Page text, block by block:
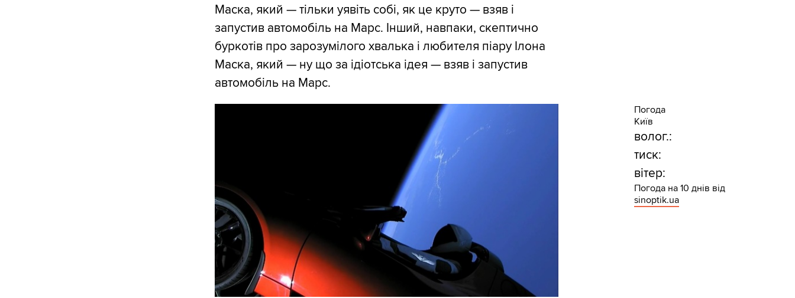
Маска, який — тільки уявіть собі, як це круто — взяв і
запустив автомобіль на Марс. Інший, навпаки, скептично
буркотів про зарозумілого хвалька і любителя піару Ілона
Маска, який — ну що за ідіотська ідея — взяв і запустив
автомобіль на Марс.
Погода
Київ
волог.:
тиск:
вітер:
Погода на 10 днів від
sinoptik.ua